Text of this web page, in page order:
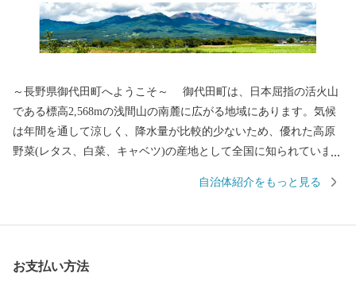
～長野県御代田町へようこそ～ 御代田町は、日本屈指の活火山
である標高2,568mの浅間山の南麓に広がる地域にあります。気候
は年間を通して涼しく、降水量が比較的少ないため、優れた高原
野菜(レタス、白菜、キャベツ)の産地として全国に知られていま
北陸新幹線や上信越道など、首都圏とのアクセス環境も整ってお
す町となっています。 また、毎年7月の最終土曜日には「信
自治体紹介をもっと見る
お支払い方法